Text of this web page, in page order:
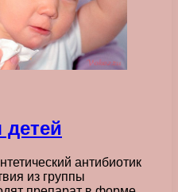
детей
антибиотик
из группы